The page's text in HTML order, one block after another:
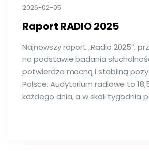
2026-02-05
Raport RADIO 2025
Najnowszy raport „Radio 2025”,
na podstawie badania
potwierdza mocną i stabilną
Polsce. Audytorium radiowe to
każdego dnia, a w skali tygodnia